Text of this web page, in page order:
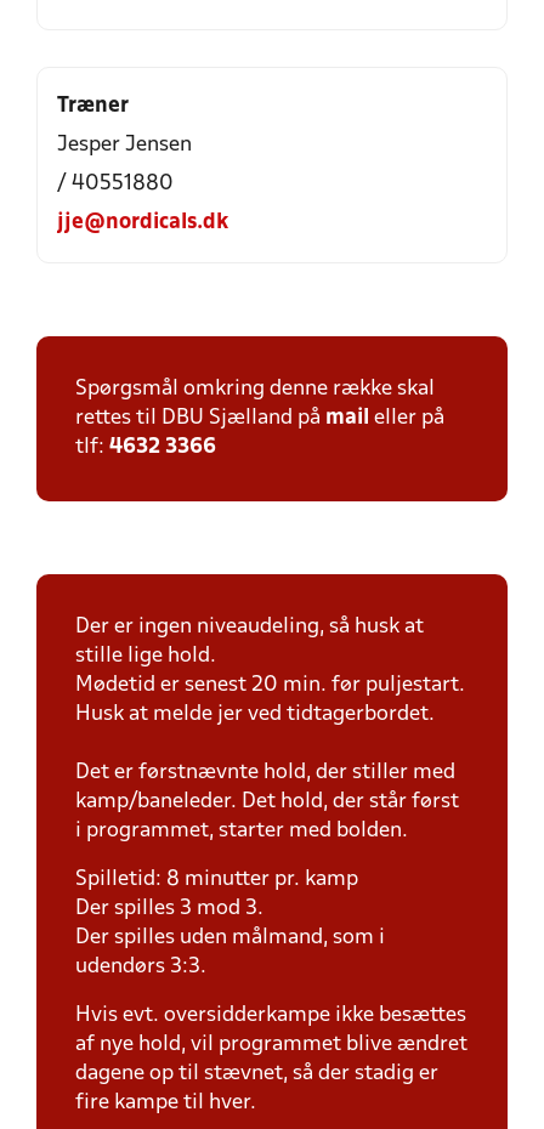
Træner
Jesper Jensen
/ 40551880
jje@nordicals.dk
Spørgsmål omkring denne række skal
rettes til DBU Sjælland på mail eller på
tlf: 4632 3366
Der er ingen niveaudeling, så husk at
stille lige hold.
Mødetid er senest 20 min. før puljestart.
Husk at melde jer ved tidtagerbordet.
Det er førstnævnte hold, der stiller med
kamp/baneleder. Det hold, der står først
i programmet, starter med bolden.
Spilletid: 8 minutter pr. kamp
Der spilles 3 mod 3.
Der spilles uden målmand, som i
udendørs 3:3.
Hvis evt. oversidderkampe ikke besættes
af nye hold, vil programmet blive ændret
dagene op til stævnet, så der stadig er
fire kampe til hver.